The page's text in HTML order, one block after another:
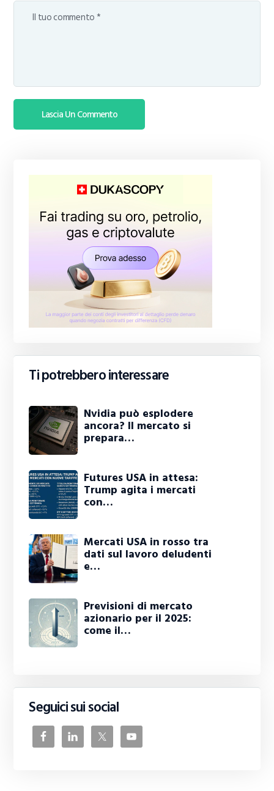
Ti potrebbero interessare
Nvidia può esplodere
ancora? Il mercato si
prepara…
Futures USA in attesa:
Trump agita i mercati
con…
Mercati USA in rosso tra
dati sul lavoro deludenti
e…
Previsioni di mercato
azionario per il 2025:
come il…
Seguici sui social